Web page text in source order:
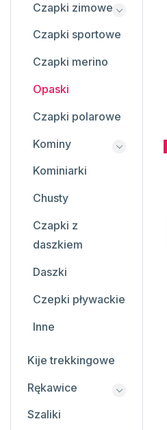
Czapki zimowe
Czapki sportowe
Czapki merino
Opaski
Czapki polarowe
Kominy
Kominiarki
Chusty
Czapki z
daszkiem
Daszki
Czepki pływackie
Inne
Kije trekkingowe
Rękawice
Szaliki